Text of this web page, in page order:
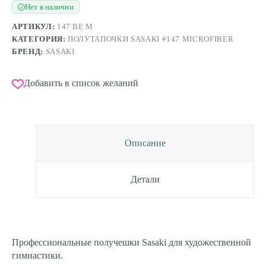
✓Нет в наличии
АРТИКУЛ: 147 BE M
КАТЕГОРИЯ:ПОЛУТАПОЧКИ SASAKI #147 MICROFIBER
БРЕНД: SASAKI
Добавить в список желаний
Описание
Детали
Профессиональные получешки Sasaki для художественной
гимнастики.